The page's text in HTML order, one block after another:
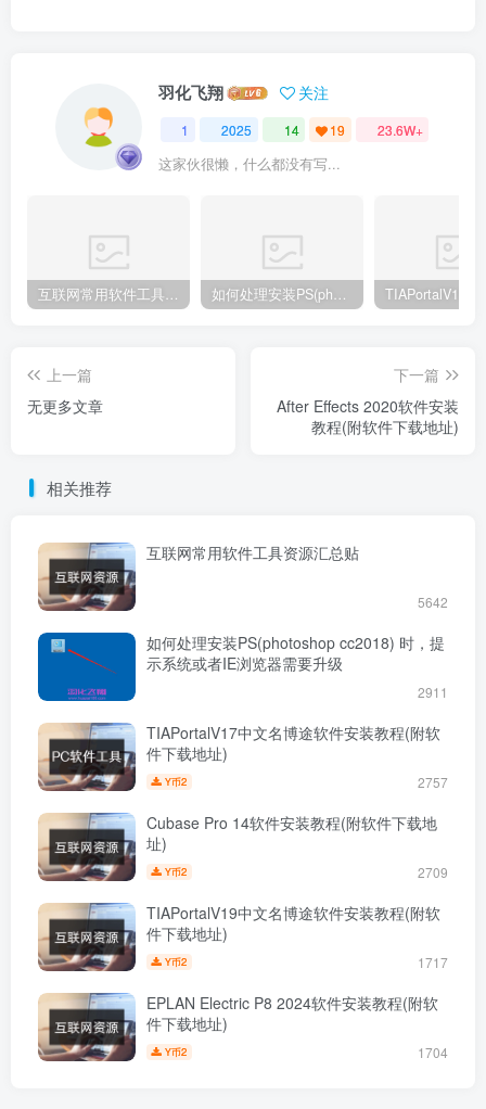
羽化飞翔 关注
1 2025 14 19 23.6W+
这家伙很懒，什么都没有写...
互联网常用软件工具资源汇总贴 如何处理安装PS(photoshop cc2018) 时，提示系统或者IE浏览器需要升级
上一篇
无更多文章
下一篇
After Effects 2020软件安装
教程(附软件下载地址)
相关推荐
互联网常用软件工具资源汇总贴
5642
如何处理安装PS(photoshop cc2018) 时，提
示系统或者IE浏览器需要升级
2911
TIAPortalV17中文名博途软件安装教程(附软
件下载地址)
Y币2 2757
Cubase Pro 14软件安装教程(附软件下载地
址)
Y币2 2709
TIAPortalV19中文名博途软件安装教程(附软
件下载地址)
Y币2 1717
EPLAN Electric P8 2024软件安装教程(附软
件下载地址)
Y币2 1704